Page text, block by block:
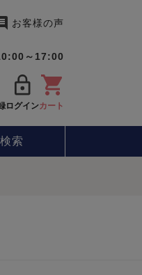
お客様の声
～17:00
ログインカート
索